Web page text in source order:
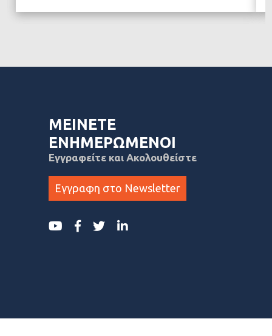
ΜΕΙΝΕΤΕ
ΕΝΗΜΕΡΩΜΕΝΟΙ
Εγγραφείτε και Ακολουθείστε
Εγγραφη στο Newsletter